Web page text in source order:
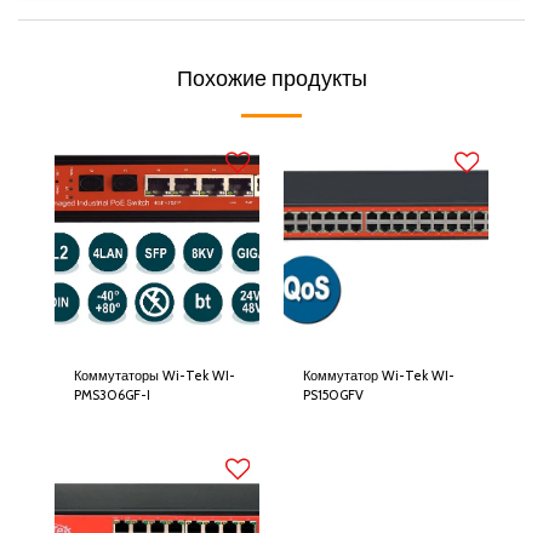
Похожие продукты
Коммутаторы Wi-Tek WI-
PMS306GF-I
Коммутатор Wi-Tek WI-
PS150GFV